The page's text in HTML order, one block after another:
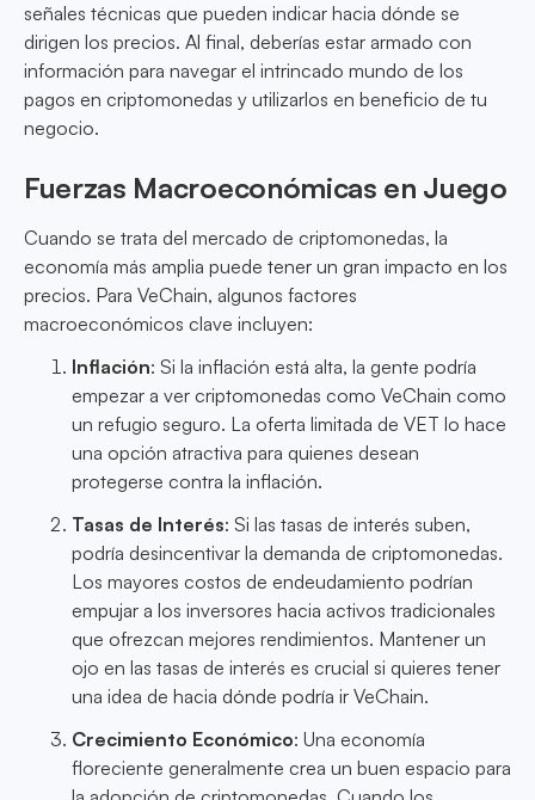
señales técnicas que pueden indicar hacia dónde se
dirigen los precios. Al final, deberías estar armado con
información para navegar el intrincado mundo de los
pagos en criptomonedas y utilizarlos en beneficio de tu
negocio.
Fuerzas Macroeconómicas en Juego
Cuando se trata del mercado de criptomonedas, la
economía más amplia puede tener un gran impacto en los
precios. Para VeChain, algunos factores
macroeconómicos clave incluyen:
Inflación: Si la inflación está alta, la gente podría
empezar a ver criptomonedas como VeChain como
un refugio seguro. La oferta limitada de VET lo hace
una opción atractiva para quienes desean
protegerse contra la inflación.
Tasas de Interés: Si las tasas de interés suben,
podría desincentivar la demanda de criptomonedas.
Los mayores costos de endeudamiento podrían
empujar a los inversores hacia activos tradicionales
que ofrezcan mejores rendimientos. Mantener un
ojo en las tasas de interés es crucial si quieres tener
una idea de hacia dónde podría ir VeChain.
Crecimiento Económico: Una economía
floreciente generalmente crea un buen espacio para